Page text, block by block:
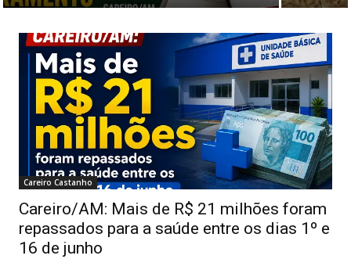
Careiro Castanho
Careiro/AM: Mais de R$ 21 milhões foram
repassados para a saúde entre os dias 1º e
16 de junho